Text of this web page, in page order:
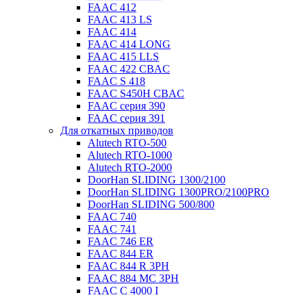
FAAC 412
FAAC 413 LS
FAAC 414
FAAC 414 LONG
FAAC 415 LLS
FAAC 422 CBAC
FAAC S 418
FAAC S450H CBAC
FAAC серия 390
FAAC серия 391
Для откатных приводов
Alutech RTO-500
Alutech RTO-1000
Alutech RTO-2000
DoorHan SLIDING 1300/2100
DoorHan SLIDING 1300PRO/2100PRO
DoorHan SLIDING 500/800
FAAC 740
FAAC 741
FAAC 746 ER
FAAC 844 ER
FAAC 844 R 3PH
FAAC 884 MC 3PH
FAAC C 4000 I